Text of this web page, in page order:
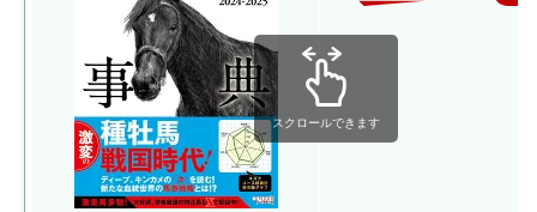
スクロールできます